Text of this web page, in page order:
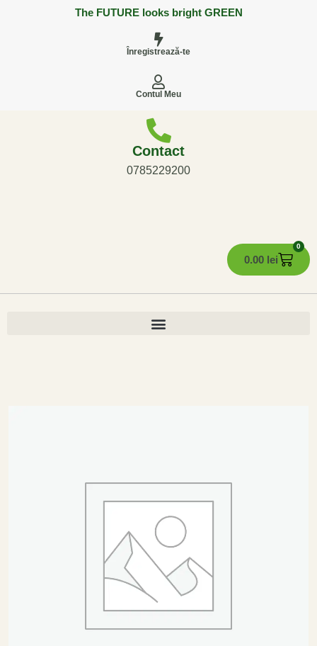
The FUTURE looks bright GREEN
Înregistrează-te
Contul Meu
Contact
0785229200
0.00 lei
0